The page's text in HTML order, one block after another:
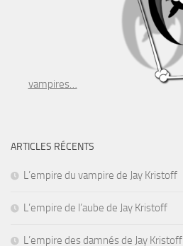
vampires…
ARTICLES RÉCENTS
L’empire du vampire de Jay Kristoff
L’empire de l’aube de Jay Kristoff
L’empire des damnés de Jay Kristoff